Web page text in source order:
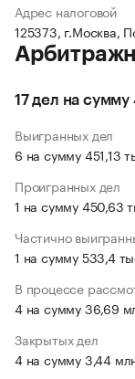
Адрес налоговой
125373, г.Москва,
17 дел на
Выигранных дел
6 на сумму 451,13
Проигранных дел
1 на сумму 450,63
Частично
1 на сумму 533,4
В процессе
4 на сумму 36,69
Закрытых дел
4 на сумму 3,44